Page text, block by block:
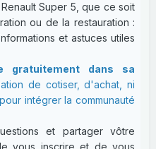
Super 5, que ce soit
ou de la restauration :
et astuces utiles
gratuitement dans sa
de cotiser, d'achat, ni
intégrer la communauté
et partager vôtre
vous inscrire et de vous